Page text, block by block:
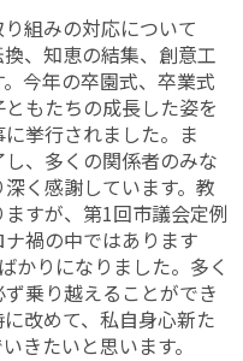
組みの対応について
、知恵の結集、創意工
今年の卒園式、卒業式
もたちの成長した姿を
挙行されました。ま
、多くの関係者のみな
く感謝しています。教
すが、第1回市議会定例
禍の中ではあります
かりになりました。多く
乗り越えることができ
改めて、私自身心新た
きたいと思います。